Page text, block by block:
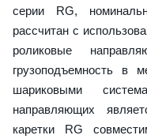
серии RG,
рассчитан с
роликовые
грузоподъемность в
шариковыми
направляющих
каретки RG